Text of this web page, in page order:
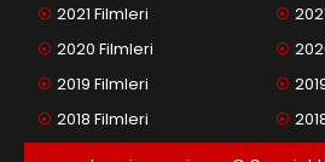
2021 Filmleri
2020 Filmleri
2019 Filmleri
2018 Filmleri